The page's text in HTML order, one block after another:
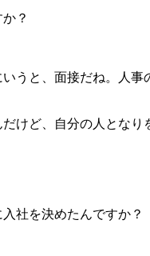
？
うと、面接だね。人
けど、自分の人となり
社を決めたんですか？